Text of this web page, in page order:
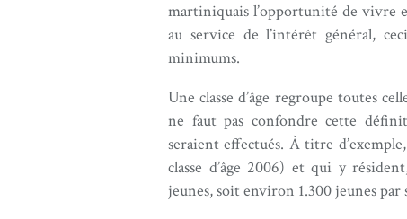
martiniquais l’opportunité de vivre
au service de l’intérêt général,
minimums.
Une classe d’âge regroupe toutes
ne faut pas confondre cette
seraient effectués. À titre
classe d’âge 2006) et qui y
jeunes, soit environ 1.300 jeunes